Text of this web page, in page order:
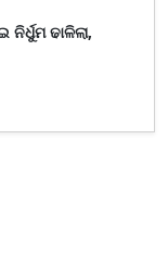
ଢାଳିଲା,